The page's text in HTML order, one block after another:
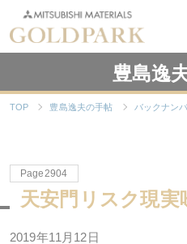
豊島逸
TOP 豊島逸夫の手帖 バックナン
Page2904
天安門リスク現実
2019年11月12日